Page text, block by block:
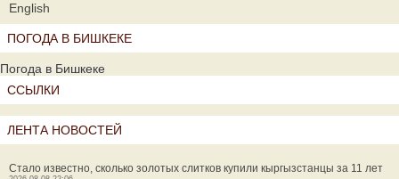
English
ПОГОДА В БИШКЕКЕ
Погода в Бишкеке
ССЫЛКИ
ЛЕНТА НОВОСТЕЙ
Стало известно, сколько золотых слитков купили кыргызстанцы за 11 лет